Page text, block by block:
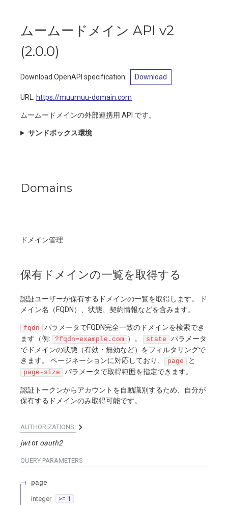
ムームードメイン API v2
(2.0.0)
Download OpenAPI specification: Download
URL: https://muumuu-domain.com
ムームードメインの外部連携用 API です。
サンドボックス環境
Domains
ドメイン管理
保有ドメインの一覧を取得する
認証ユーザーが保有するドメインの一覧を取得します。 ド
メイン名（FQDN）、状態、契約情報などを含みます。
fqdn
パラメータでFQDN完全一致のドメインを検索でき
ます（例:
?fqdn=example.com ）。 state
パラメータ
でドメインの状態（有効・無効など）をフィルタリングで
きます。 ページネーションに対応しており、
page と
page-size パラメータで取得範囲を指定できます。
認証トークンからアカウントを自動識別するため、自分が
保有するドメインのみ取得可能です。
AUTHORIZATIONS:
jwt oauth2
QUERY PARAMETERS
page
integer
>= 1